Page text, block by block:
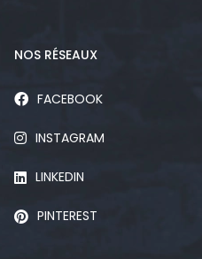
NOS RÉSEAUX
FACEBOOK
INSTAGRAM
LINKEDIN
PINTEREST